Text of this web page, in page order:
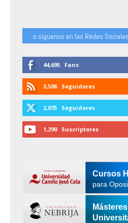
...o siguenos en las Redes Sociales
44,695 Fans
3,506 Seguidores
2,075 Seguidores
1,290 Suscriptores
Cursos
para